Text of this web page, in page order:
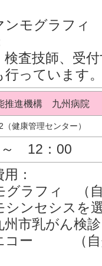
ンモグラフ
検査技師、受
行っています
推進機構 九州病院
健康管理センター）
12：00
：
グラフィ （
ンセシスを
市乳がん
コー （自